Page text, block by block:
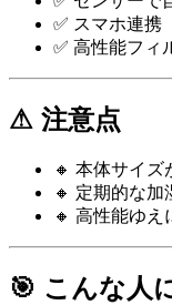
✅ スマホ連携
✅ 高性能フィ
⚠ 注意点
🔸 本体サイ
🔸 定期的な
🔸 高性能ゆえ
🎯 こんな人